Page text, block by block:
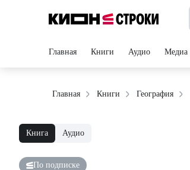
Главная Книги Аудио Медиа
Главная Книги География
Книга Аудио
По подписке